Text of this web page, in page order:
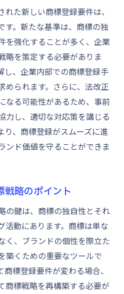
た新しい商標登録要件は、
す。新たな基準は、商標の独
を強化することが多く、企業
略を策定する必要がありま
し、企業内部での商標登録手
められます。さらに、法改正
なる可能性があるため、事前
力し、適切な対応策を講じる
り、商標登録がスムーズに進
ンド価値を守ることができま
戦略のポイント
の鍵は、商標の独自性とそれ
活動にあります。商標は単な
く、ブランドの個性を際立た
築くための重要なツールで
標登録要件が変わる場合、
商標戦略を再構築する必要が